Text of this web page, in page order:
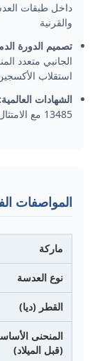
داخل طبقات
والقرنية
تصميم الدورة
الجانبي متعدد
استقلاب
الشهادات العالمية:
13485 مع الامتثال لـ CE وCFDA
المواصفات
ماركة
نوع العدسة
القطر (ديا)
المنحنى
(قبل الميلاد)